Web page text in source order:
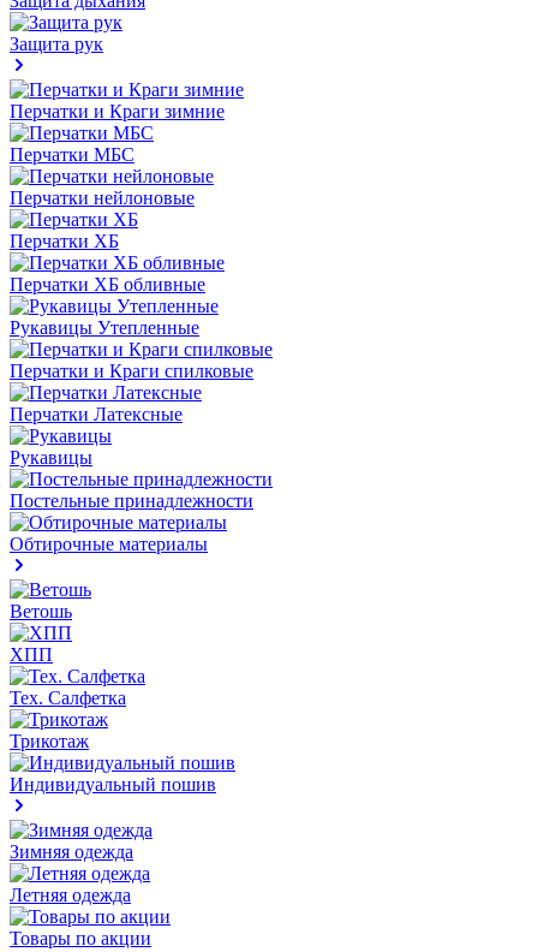
Защита рук
Перчатки и Краги зимние
Перчатки МБС
Перчатки нейлоновые
Перчатки ХБ
Перчатки ХБ обливные
Рукавицы Утепленные
Перчатки и Краги спилковые
Перчатки Латексные
Рукавицы
Постельные принадлежности
Обтирочные материалы
Ветошь
ХПП
Тех. Салфетка
Трикотаж
Индивидуальный пошив
Зимняя одежда
Летняя одежда
Товары по акции